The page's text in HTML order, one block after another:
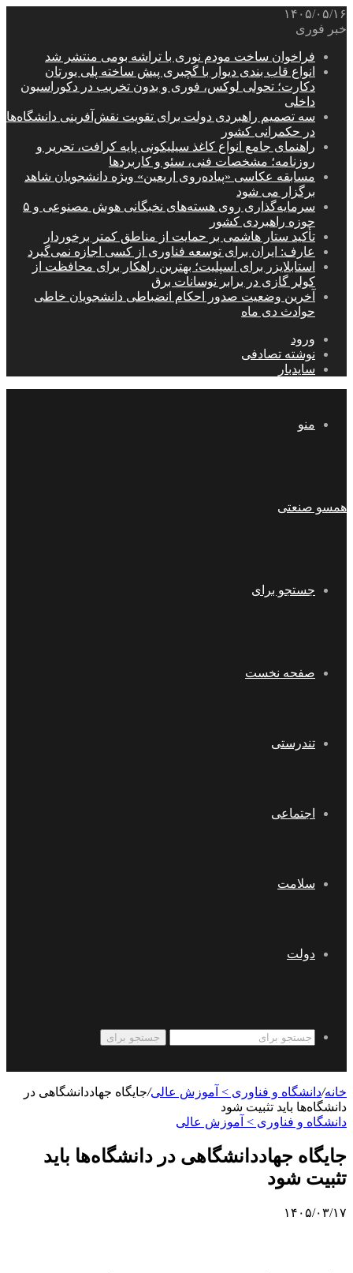
۱۴۰۵/۰۵/۱۶
خبر فوری
فراخوان ساخت مودم نوری با تراشه بومی منتشر شد
انواع قاب بندی دیوار با گچبری پیش ساخته پلی یورتان
دکارت؛ تحولی لوکس، فوری و بدون تخریب در دکوراسیون
داخلی
سه تصمیم راهبردی دولت برای تقویت نقش‌آفرینی دانشگاه‌ها
در حکمرانی کشور
راهنمای جامع انواع کاغذ سیلیکونی پایه کرافت، تحریر و
روزنامه؛ مشخصات فنی، سئو و کاربردها
مسابقه عکاسی «پیاده‌روی اربعین» ویژه دانشجویان شاهد
برگزار می شود
سرمایه‌گذاری روی هسته‌های نخبگانی هوش مصنوعی و ۵
حوزه راهبردی کشور
تأکید ستار هاشمی بر حمایت از مناطق کمتر برخوردار
عارف: ایران برای توسعه فناوری از کسی اجازه نمی‌گیرد
استابلایزر برای اسپلیت؛ بهترین راهکار برای محافظت از
کولر گازی در برابر نوسانات برق
آخرین وضعیت صدور احکام انضباطی دانشجویان خاطی
حوادث دی ماه
ورود
نوشته تصادفی
سایدبار
منو
همسو صنعتی
جستجو برای
صفحه نخست
تندرستی
اجتماعی
سلامت
دولت
جستجو برای
خانه/دانشگاه و فناوری > آموزش عالی/جایگاه جهاددانشگاهی در
دانشگاه‌ها باید تثبیت شود
دانشگاه و فناوری > آموزش عالی
جایگاه جهاددانشگاهی در دانشگاه‌ها باید
تثبیت شود
۱۴۰۵/۰۳/۱۷